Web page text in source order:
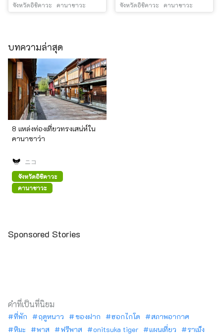
จังหวัดอิชิคาวะ คานาซาวะ จังหวัดอิชิคาวะ คานาซาวะ
บทความล่าสุด
8 แหล่งท่องเที่ยวทรงเสน่ห์ใน
คานาซาว่า
ニコ
จังหวัดอิชิคาวะ
คานาซาวะ
Sponsored Stories
คำที่เป็นที่นิยม
ที่พัก ฤดูหนาว ของฝาก ฮอกไกโด
สภาพอากาศ
หิมะ
พาส ฟรีพาส onitsuka tiger แผนเที่ยว
ราเม็ง